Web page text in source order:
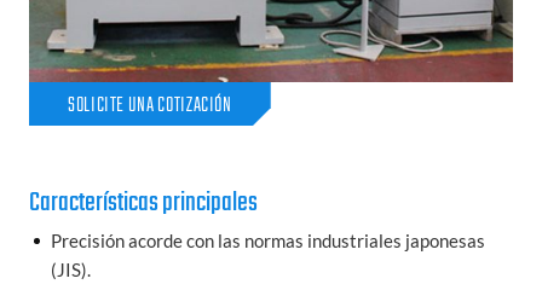
SOLICITE UNA COTIZACIÓN
Características principales
Precisión acorde con las normas industriales japonesas
(JIS).